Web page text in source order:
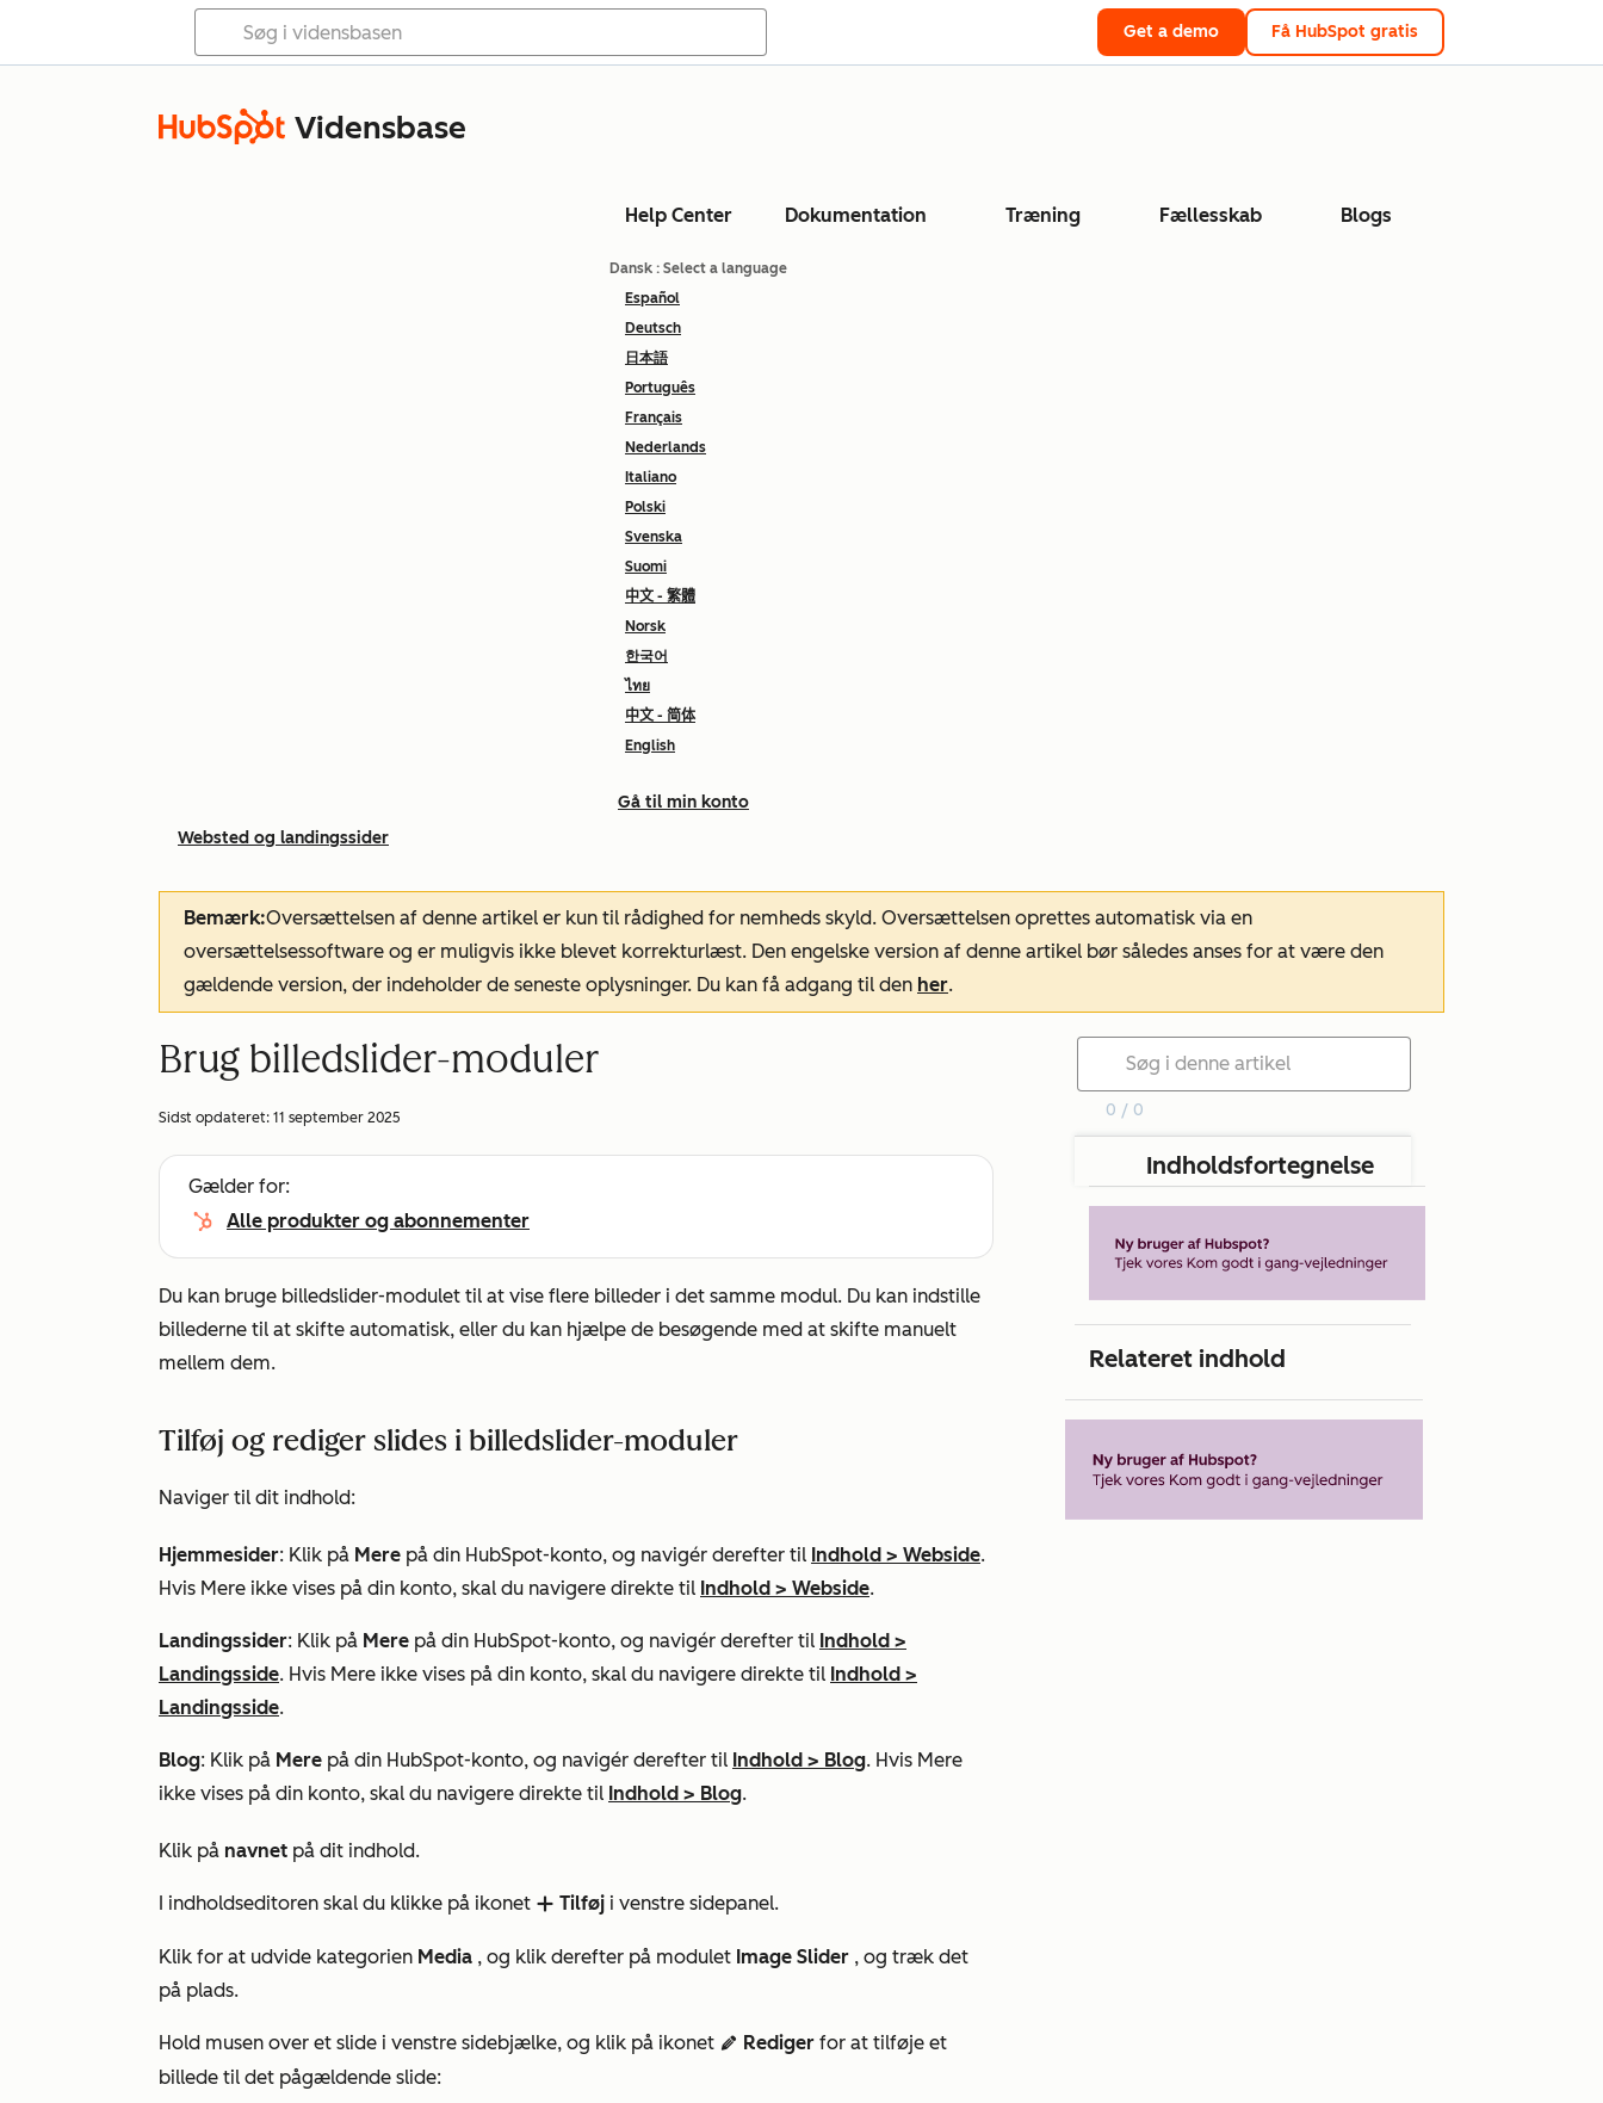
Get a demo Få HubSpot gratis
Vidensbase
Help Center Dokumentation Træning Fællesskab Blogs
Dansk : Select a language
Español
Deutsch
日本語
Português
Français
Nederlands
Italiano
Polski
Svenska
Suomi
中文 - 繁體
Norsk
한국어
ไทย
中文 - 简体
English
Gå til min konto
Websted og landingssider
Bemærk:Oversættelsen af denne artikel er kun til rådighed for nemheds skyld. Oversættelsen oprettes automatisk via en
oversættelsessoftware og er muligvis ikke blevet korrekturlæst. Den engelske version af denne artikel bør således anses for at være den
gældende version, der indeholder de seneste oplysninger. Du kan få adgang til den her.
Brug billedslider-moduler
Sidst opdateret: 11 september 2025
Gælder for:
Alle produkter og abonnementer
Du kan bruge billedslider-modulet til at vise flere billeder i det samme modul. Du kan indstille
billederne til at skifte automatisk, eller du kan hjælpe de besøgende med at skifte manuelt
mellem dem.
Tilføj og rediger slides i billedslider-moduler
Naviger til dit indhold:
Hjemmesider: Klik på Mere på din HubSpot-konto, og navigér derefter til Indhold > Webside.
Hvis Mere ikke vises på din konto, skal du navigere direkte til Indhold > Webside.
Landingssider: Klik på Mere på din HubSpot-konto, og navigér derefter til Indhold >
Landingsside. Hvis Mere ikke vises på din konto, skal du navigere direkte til Indhold >
Landingsside.
Blog: Klik på Mere på din HubSpot-konto, og navigér derefter til Indhold > Blog. Hvis Mere
ikke vises på din konto, skal du navigere direkte til Indhold > Blog.
Klik på navnet på dit indhold.
I indholdseditoren skal du klikke på ikonet add Tilføj i venstre sidepanel.
Klik for at udvide kategorien Media , og klik derefter på modulet Image Slider , og træk det
på plads.
Hold musen over et slide i venstre sidebjælke, og klik på ikonet edit Rediger for at tilføje et
billede til det pågældende slide:
0 / 0
Indholdsfortegnelse
Relateret indhold